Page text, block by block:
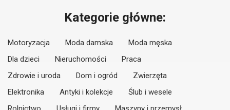
Kategorie główne:
Motoryzacja Moda damska
Moda męska
Dla dzieci
Nieruchomości
Praca
Zdrowie i uroda
Dom i ogród
Zwierzęta
Elektronika
Antyki i kolekcje
Ślub i wesele